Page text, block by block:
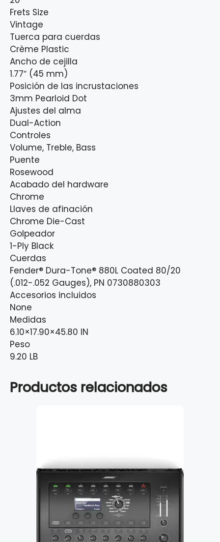
Frets Size
Vintage
Tuerca para cuerdas
Crème Plastic
Ancho de cejilla
1.77″ (45 mm)
Posición de las incrustaciones
3mm Pearloid Dot
Ajustes del alma
Dual-Action
Controles
Volume, Treble, Bass
Puente
Rosewood
Acabado del hardware
Chrome
Llaves de afinación
Chrome Die-Cast
Golpeador
1-Ply Black
Cuerdas
Fender® Dura-Tone® 880L Coated 80/20
(.012-.052 Gauges), PN 0730880303
Accesorios incluidos
None
Medidas
6.10×17.90×45.80 IN
Peso
9.20 LB
Productos relacionados